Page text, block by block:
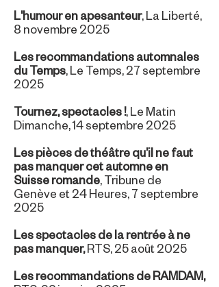
L'humour en apesanteur, La Liberté,
8 novembre 2025
Les recommandations automnales
du Temps, Le Temps, 27 septembre
2025
Tournez, spectacles !, Le Matin
Dimanche, 14 septembre 2025
Les pièces de théâtre qu’il ne faut
pas manquer cet automne en
Suisse romande, Tribune de
Genève et 24 Heures, 7 septembre
2025
Les spectacles de la rentrée à ne
pas manquer,RTS, 25 août 2025
Les recommandations de RAMDAM,